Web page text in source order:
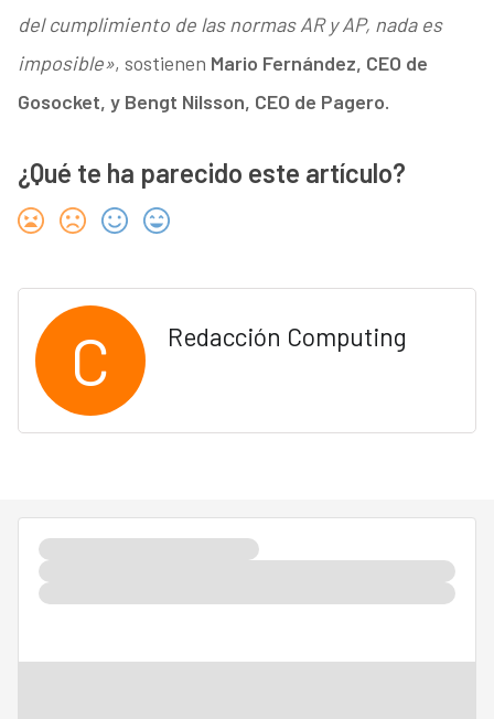
del cumplimiento de las normas AR y AP, nada es
imposible», sostienen Mario Fernández, CEO de
Gosocket, y Bengt Nilsson, CEO de Pagero.
¿Qué te ha parecido este artículo?
C Redacción Computing